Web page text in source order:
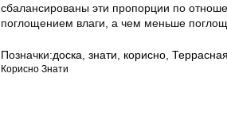
сбалансированы эти пропорции по
поглощением влаги, а чем меньше
Позначки:доска знати корисно Террасная
Корисно Знати